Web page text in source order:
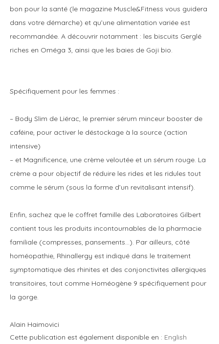
bon pour la santé (le magazine Muscle&Fitness vous guidera
dans votre démarche) et qu’une alimentation variée est
recommandée. A découvrir notamment : les biscuits Gerglé
riches en Oméga 3, ainsi que les baies de Goji bio.
Spécifiquement pour les femmes :
– Body Slim de Liérac, le premier sérum minceur booster de
caféine, pour activer le déstockage à la source (action
intensive)
– et Magnificence, une crème veloutée et un sérum rouge. La
crème a pour objectif de réduire les rides et les ridules tout
comme le sérum (sous la forme d’un revitalisant intensif).
Enfin, sachez que le coffret famille des Laboratoires Gilbert
contient tous les produits incontournables de la pharmacie
familiale (compresses, pansements…). Par ailleurs, côté
homéopathie, Rhinallergy est indiqué dans le traitement
symptomatique des rhinites et des conjonctivites allergiques
transitoires, tout comme Homéogène 9 spécifiquement pour
la gorge.
Alain Haimovici
Cette publication est également disponible en : English